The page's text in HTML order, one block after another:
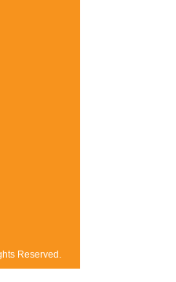
Reserved.